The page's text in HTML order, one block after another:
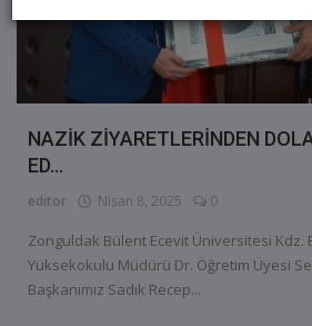
NAZİK ZİYARETLERİNDEN
ED...
editor Nisan 8, 2025 0
Zonguldak Bülent Ecevit Üniversitesi Kdz.
Yüksekokulu Müdürü Dr. Öğretim Üyesi
Başkanımız Sadık Recep...